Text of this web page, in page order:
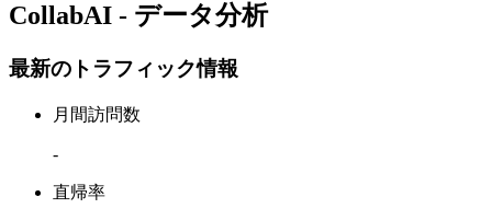
CollabAI - データ分析
最新のトラフィック情報
月間訪問数
-
直帰率